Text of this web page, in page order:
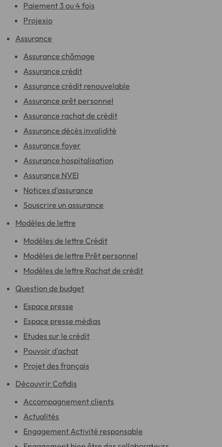
Paiement 3 ou 4 fois
Projexio
Assurance
Assurance chômage
Assurance crédit
Assurance crédit renouvelable
Assurance prêt personnel
Assurance rachat de crédit
Assurance décès invalidité
Assurance foyer
Assurance hospitalisation
Assurance NVEI
Notices d'assurance
Souscrire un assurance
Modèles de lettre
Modèles de lettre Crédit
Modèles de lettre Prêt personnel
Modèles de lettre Rachat de crédit
Question de budget
Espace presse
Espace presse médias
Etudes sur le crédit
Pouvoir d'achat
Projet des français
Découvrir Cofidis
Accompagnement clients
Actualités
Engagement Activité responsable